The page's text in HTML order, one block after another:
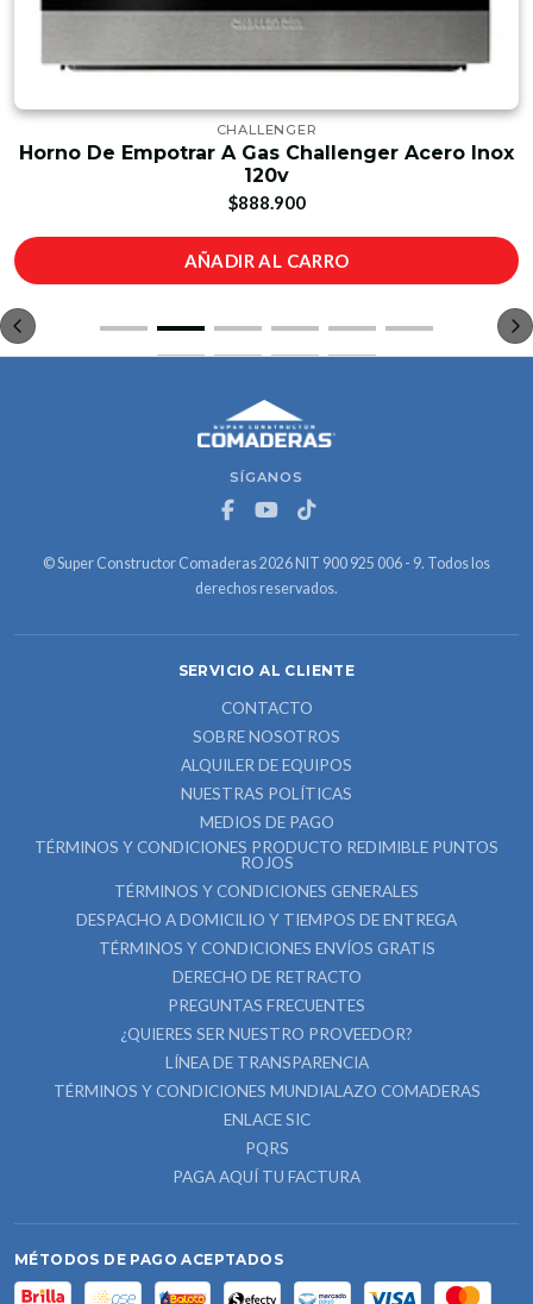
CHALLENGER
Horno De Empotrar A Gas Challenger Acero Inox
120v
$888.900
AÑADIR AL CARRO
SÍGANOS
© Super Constructor Comaderas 2026 NIT 900 925 006 - 9. Todos los
derechos reservados.
SERVICIO AL CLIENTE
CONTACTO
SOBRE NOSOTROS
ALQUILER DE EQUIPOS
NUESTRAS POLÍTICAS
MEDIOS DE PAGO
TÉRMINOS Y CONDICIONES PRODUCTO REDIMIBLE PUNTOS
ROJOS
TÉRMINOS Y CONDICIONES GENERALES
DESPACHO A DOMICILIO Y TIEMPOS DE ENTREGA
TÉRMINOS Y CONDICIONES ENVÍOS GRATIS
DERECHO DE RETRACTO
PREGUNTAS FRECUENTES
¿QUIERES SER NUESTRO PROVEEDOR?
LÍNEA DE TRANSPARENCIA
TÉRMINOS Y CONDICIONES MUNDIALAZO COMADERAS
ENLACE SIC
PQRS
PAGA AQUÍ TU FACTURA
MÉTODOS DE PAGO ACEPTADOS